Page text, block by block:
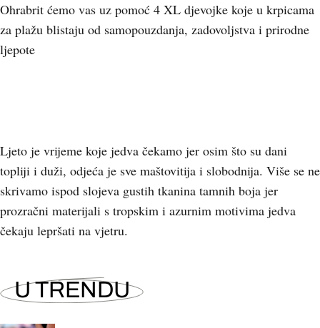
Ohrabrit ćemo vas uz pomoć 4 XL djevojke koje u krpicama
za plažu blistaju od samopouzdanja, zadovoljstva i prirodne
ljepote
Ljeto je vrijeme koje jedva čekamo jer osim što su dani
topliji i duži, odjeća je sve maštovitija i slobodnija. Više se ne
skrivamo ispod slojeva gustih tkanina tamnih boja jer
prozračni materijali s tropskim i azurnim motivima jedva
čekaju lepršati na vjetru.
U TRENDU